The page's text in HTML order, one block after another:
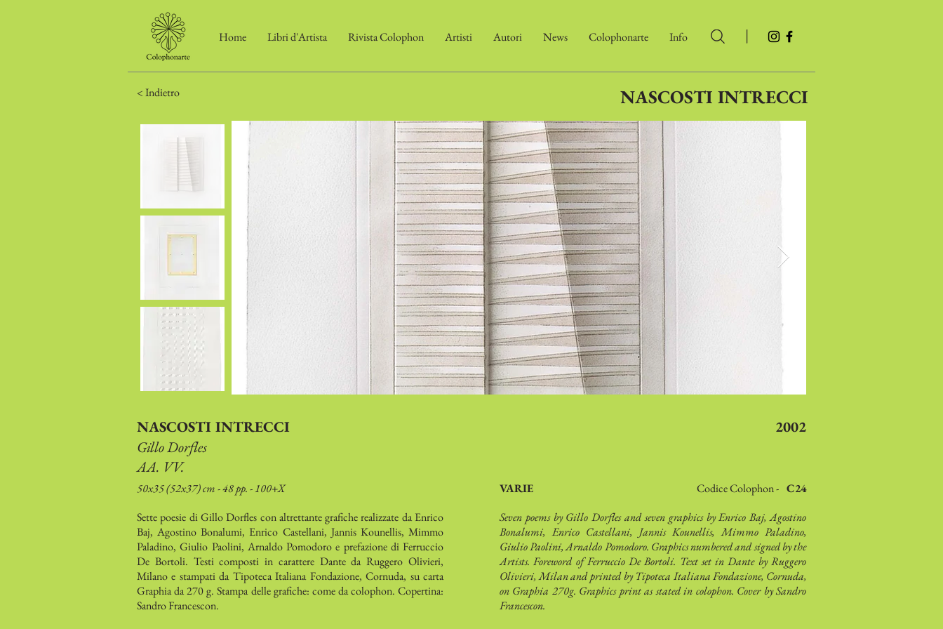
Home Libri d'Artista Rivista Colophon Artisti Autori News Colophonarte Info |
< Indietro NASCOSTI INTRECCI
NASCOSTI INTRECCI
2002
Gillo Dorfles
AA. VV.
50x35 (52x37) cm - 48 pp. - 100+X
Sette poesie di Gillo Dorfles con altrettante grafiche realizzate da Enrico
Baj, Agostino Bonalumi, Enrico Castellani, Jannis Kounellis, Mimmo
Paladino, Giulio Paolini, Arnaldo Pomodoro e prefazione di Ferruccio
De Bortoli. Testi composti in carattere Dante da Ruggero Olivieri,
Milano e stampati da Tipoteca Italiana Fondazione, Cornuda, su carta
Graphia da 270 g. Stampa delle grafiche: come da colophon. Copertina:
Sandro Francescon.
VARIE C24
Codice Colophon -
Seven poems by Gillo Dorfles and seven graphics by Enrico Baj, Agostino
Bonalumi, Enrico Castellani, Jannis Kounellis, Mimmo Paladino,
Giulio Paolini, Arnaldo Pomodoro. Graphics numbered and signed by the
Artists. Foreword of Ferruccio De Bortoli. Text set in Dante by Ruggero
Olivieri, Milan and printed by Tipoteca Italiana Fondazione, Cornuda,
on Graphia 270g. Graphics print as stated in colophon. Cover by Sandro
Francescon.